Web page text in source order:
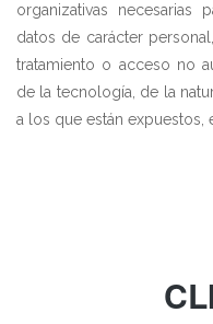
organizativas necesarias
datos de carácter
tratamiento o acceso no
de la tecnología, de la
a los que están expuestos,